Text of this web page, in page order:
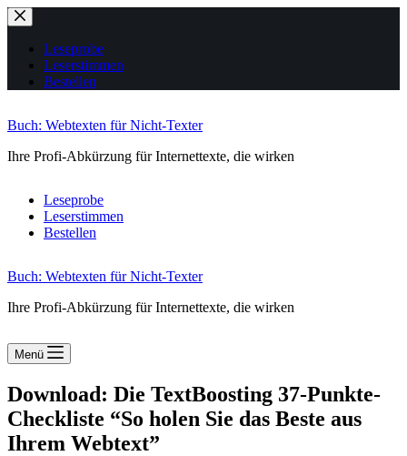
Zum
Inhalt
springenLeseprobe
Leserstimmen
Bestellen
Buch: Webtexten für Nicht-Texter
Ihre Profi-Abkürzung für Internettexte, die wirken
Leseprobe
Leserstimmen
Bestellen
Buch: Webtexten für Nicht-Texter
Ihre Profi-Abkürzung für Internettexte, die wirken
Menü
Download: Die TextBoosting 37-Punkte-
Checkliste “So holen Sie das Beste aus
Ihrem Webtext”